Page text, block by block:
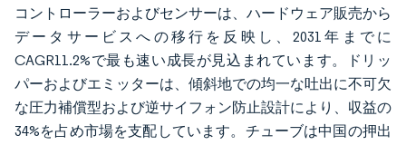
コントローラーおよびセンサーは、ハードウェア販売から
データサービスへの移行を反映し、2031年までに
CAGR11.2%で最も速い成長が見込まれています。ドリッ
パーおよびエミッターは、傾斜地での均一な吐出に不可欠
な圧力補償型および逆サイフォン防止設計により、収益の
34%を占め市場を支配しています。チューブは中国の押出